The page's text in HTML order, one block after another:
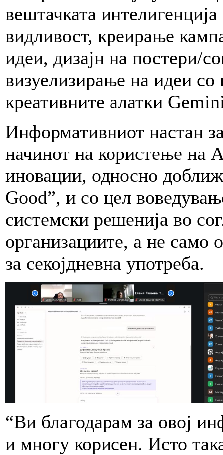
вештачката
видливост, креирање
идеи, дизајн на постери/
визуелизирање на идеи
креативните алатки
Информативниот настан
начинот на користење на
иновации, односно
Good”, и со цел
системски решенија во
организациите, а не само
за секојдневна употреба.
“Ви благодарам за овој
и многу корисен. Исто